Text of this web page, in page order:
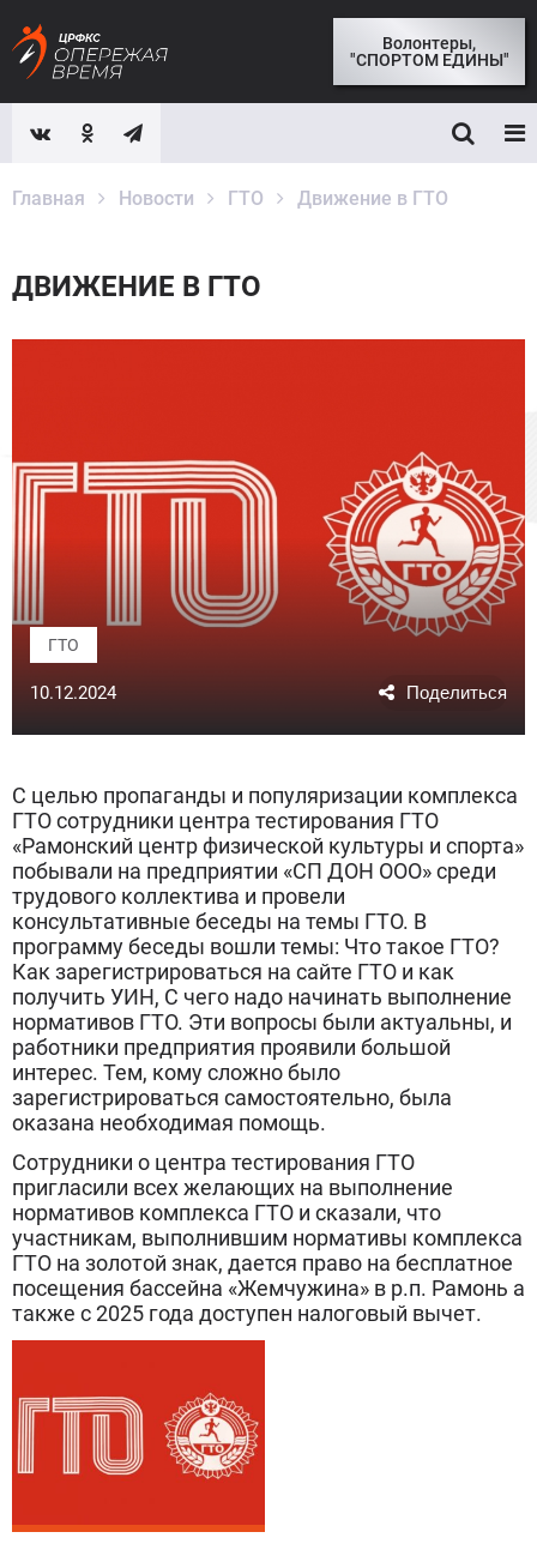
Волонтеры,
"СПОРТОМ ЕДИНЫ"
Главная Новости ГТО Движение в ГТО
ДВИЖЕНИЕ В ГТО
ГТО
10.12.2024
С целью пропаганды и популяризации комплекса
ГТО сотрудники центра тестирования ГТО
«Рамонский центр физической культуры и спорта»
побывали на предприятии «СП ДОН ООО» среди
трудового коллектива и провели
консультативные беседы на темы ГТО. В
программу беседы вошли темы: Что такое ГТО?
Как зарегистрироваться на сайте ГТО и как
получить УИН, С чего надо начинать выполнение
нормативов ГТО. Эти вопросы были актуальны, и
работники предприятия проявили большой
интерес. Тем, кому сложно было
зарегистрироваться самостоятельно, была
оказана необходимая помощь.
Сотрудники о центра тестирования ГТО
пригласили всех желающих на выполнение
нормативов комплекса ГТО и сказали, что
участникам, выполнившим нормативы комплекса
ГТО на золотой знак, дается право на бесплатное
посещения бассейна «Жемчужина» в р.п. Рамонь а
также с 2025 года доступен налоговый вычет.